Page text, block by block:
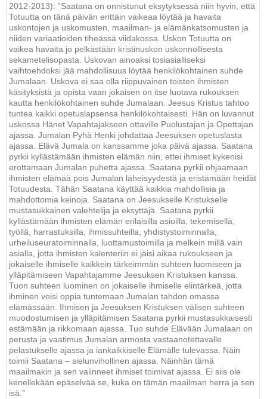
2012-2013): ”Saatana on onnistunut eksytyksessä niin hyvin, että
Totuutta on tänä päivän erittäin vaikeaa löytää ja havaita
uskontojen ja uskomusten, maailman- ja elämänkatsomusten ja
niiden variaatioiden tiheässä viidakossa. Uskon Totuutta on
vaikea havaita jo pelkästään kristinuskon uskonnollisesta
sekametelisopasta. Uskovan ainoaksi tosiasialliseksi
vaihtoehdoksi jää mahdollisuus löytää henkilökohtainen suhde
Jumalaan. Uskova ei saa olla riippuvainen toisten ihmisten
käsityksistä ja opista vaan jokaisen on itse luotava rukouksen
kautta henkilökohtainen suhde Jumalaan. Jeesus Kristus tahtoo
tuntea kaikki opetuslapsensa henkilökohtaisesti. Hän on luvannut
uskossa Hänet Vapahtajakseen ottaville Puolustajan ja Opettajan
ajassa. Jumalan Pyhä Henki johdattaa Jeesuksen opetuslasta
ajassa. Elävä Jumala on kanssamme joka päivä ajassa. Saatana
pyrkii kyllästämään ihmisten elämän niin, ettei ihmiset kykenisi
erottamaan Jumalan puhetta ajassa. Saatana pyrkii ohjaamaan
ihmisten elämää pois Jumalan läheisyydestä ja eristämään heidät
Totuudesta. Tähän Saatana käyttää kaikkia mahdollisia ja
mahdottomia keinoja. Saatana on Jeesukselle Kristukselle
mustasukkainen valehtelija ja eksyttäjä. Saatana pyrkii
kyllästämään ihmisten elämän erilaisilla asioilla, tekemisellä,
työllä, harrastuksilla, ihmissuhteilla, yhdistystoiminnalla,
urheiluseuratoiminnalla, luottamustoimilla ja melkein millä vain
asialla, jotta ihmisten kalenteriin ei jäisi aikaa rukoukseen ja
jokaiselle ihmiselle kaikkein tärkeimmän suhteen luomiseen ja
ylläpitämiseen Vapahtajamme Jeesuksen Kristuksen kanssa.
Tuon suhteen luominen on jokaiselle ihmiselle elintärkeä, jotta
ihminen voisi oppia tuntemaan Jumalan tahdon omassa
elämässään. Ihmisen ja Jeesuksen Kristuksen välisen suhteen
muodostumisen ja ylläpitämisen Saatana pyrkii mustasukkaisesti
estämään ja rikkomaan ajassa. Tuo suhde Elävään Jumalaan on
perusta ja vaatimus Jumalan armosta vastaanotettavalle
pelastukselle ajassa ja iankaikkiselle Elämälle tulevassa. Näin
toimii Saatana – sielunvihollinen ajassa. Näinhän tämä
maailmakin ja sen valinneet ihmiset toimivat ajassa. Ei siis ole
kenellekään epäselvää se, kuka on tämän maailman herra ja sen
isä.”